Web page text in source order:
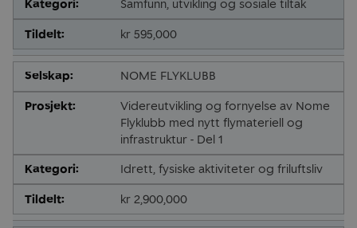
Samfunn, utvikling og sosiale tiltak
kr 595,000
NOME FLYKLUBB
Videreutvikling og fornyelse av Nome
Flyklubb med nytt flymateriell og
infrastruktur - Del 1
Idrett, fysiske aktiviteter og friluftsliv
kr 2,900,000